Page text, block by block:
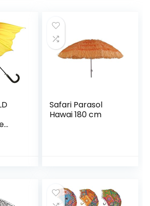
Safari Parasol
Hawai 180 cm